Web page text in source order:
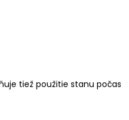
tiež použitie stanu počas